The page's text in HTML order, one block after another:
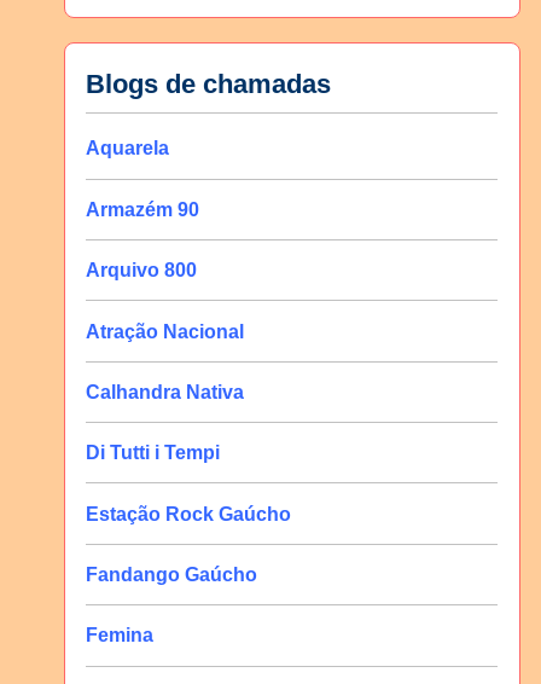
Blogs de chamadas
Aquarela
Armazém 90
Arquivo 800
Atração Nacional
Calhandra Nativa
Di Tutti i Tempi
Estação Rock Gaúcho
Fandango Gaúcho
Femina